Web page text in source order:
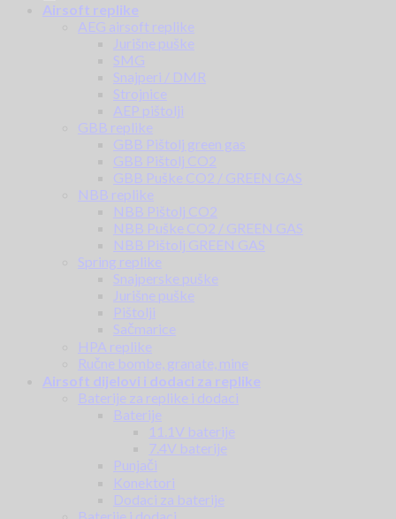
Airsoft replike
AEG airsoft replike
Jurišne puške
SMG
Snajperi / DMR
Strojnice
AEP pištolji
GBB replike
GBB Pištolj green gas
GBB Pištolj CO2
GBB Puške CO2 / GREEN GAS
NBB replike
NBB Pištolj CO2
NBB Puške CO2 / GREEN GAS
NBB Pištolj GREEN GAS
Spring replike
Snajperske puške
Jurišne puške
Pištolji
Sačmarice
HPA replike
Ručne bombe, granate, mine
Airsoft dijelovi i dodaci za replike
Baterije za replike i dodaci
Baterije
11.1V baterije
7.4V baterije
Punjači
Konektori
Dodaci za baterije